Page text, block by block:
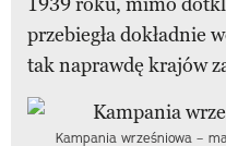
przebiegła dokładnie
tak naprawdę krajów
Kampania wrześniowa –